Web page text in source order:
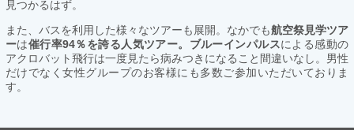
見つかるはず。
また、バスを利用した様々なツアーも展開。なかでも航空祭見学ツア
ーは催行率94％を誇る人気ツアー。ブルーインパルスによる感動の
アクロバット飛行は一度見たら病みつきになること間違いなし。男性
だけでなく女性グループのお客様にも多数ご参加いただいておりま
す。